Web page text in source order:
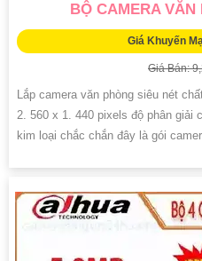
BỘ CAMERA VĂN
Giá Khuyến
Giá Bán:
Lắp camera văn phòng siêu nét
2. 560 x 1. 440 pixels độ phân giải
kim loại chắc chắn đây là gói